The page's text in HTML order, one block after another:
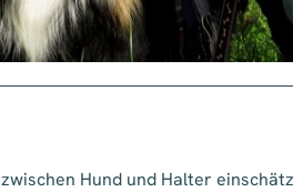
zwischen Hund und Halter